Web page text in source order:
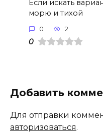
Если искать
морю и тихой
0 2
0
Добавить
Для отправки
авторизоваться.